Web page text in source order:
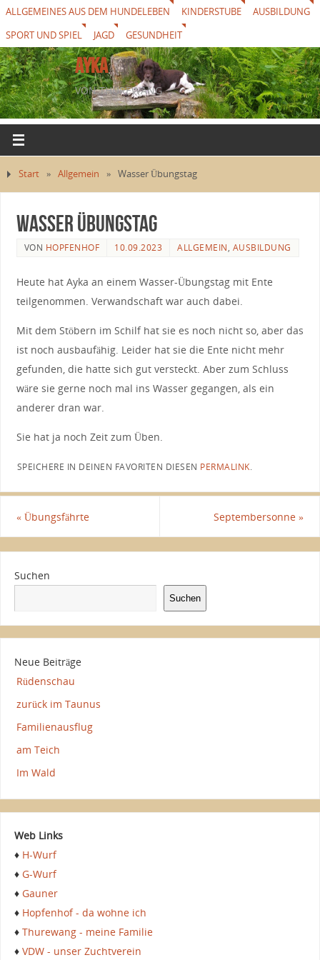
ALLGEMEINES AUS DEM HUNDELEBEN KINDERSTUBE
AUSBILDUNG
SPORT UND SPIEL
JAGD GESUNDHEIT
AYKA
VON THUREWANG
Start » Allgemein » Wasser Übungstag
Wasser Übungstag
VON HOPFENHOF 10.09.2023 ALLGEMEIN, AUSBILDUNG
Heute hat Ayka an einem Wasser-Übungstag mit Ente
teilgenommen. Verwandschaft war auch dabei.
Mit dem Stöbern im Schilf hat sie es noch nicht so, aber das
ist noch ausbaufähig. Leider hat sie die Ente nicht mehr
gefunden, die hatte sich gut versteckt. Aber zum Schluss
wäre sie gerne noch mal ins Wasser gegangen, als ein
anderer dran war.
Sie hat ja noch Zeit zum Üben.
SPEICHERE IN DEINEN FAVORITEN DIESEN PERMALINK.
«Übungsfährte Septembersonne»
Suchen
Suchen
Neue Beiträge
Rüdenschau
zurück im Taunus
Familienausflug
am Teich
Im Wald
Web Links
♦ H-Wurf
♦ G-Wurf
♦ Gauner
♦ Hopfenhof - da wohne ich
♦ Thurewang - meine Familie
♦ VDW - unser Zuchtverein